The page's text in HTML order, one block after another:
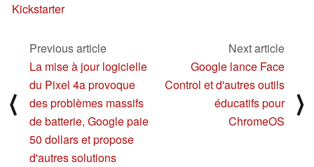
Kickstarter
⟨
Previous article
La mise à jour logicielle
du Pixel 4a provoque
des problèmes massifs
de batterie, Google paie
50 dollars et propose
d'autres solutions
Next article
Google lance Face
Control et d'autres outils
éducatifs pour
ChromeOS
⟩